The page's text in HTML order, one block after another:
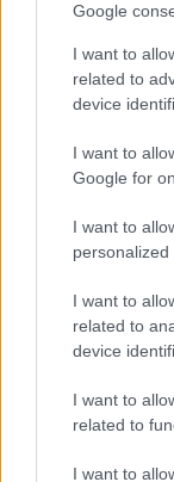
Google
I want to
related to
device
I want to
Google for
I want to
personalized
I want to
related to
device
I want to
related to
I want to
Codacons
tra carburanti,
NEWS E